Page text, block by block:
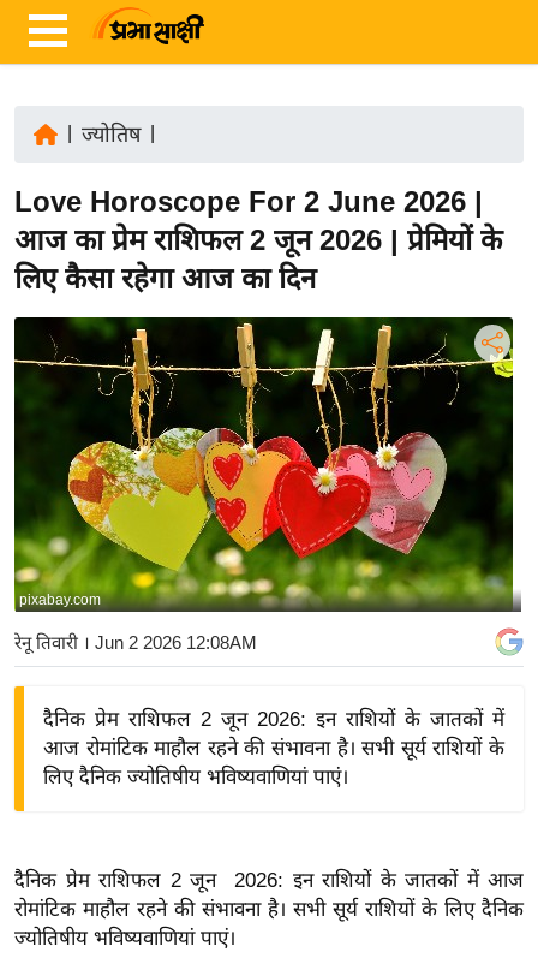
ज़ा
ख
ब
र
ष्ट्री
ष्ट्री
य
बि
ज़
ने
द्यो
त
वि
ज्योतिष|
Love Horoscope For 2 June 2026 |
आज का प्रेम राशिफल 2 जून 2026 | प्रेमियों के
लिए कैसा रहेगा आज का दिन
pixabay.com
रेनू तिवारी । Jun 2 2026 12:08AM
दैनिक प्रेम राशिफल 2 जून 2026: इन राशियों के जातकों में
आज रोमांटिक माहौल रहने की संभावना है। सभी सूर्य राशियों के
लिए दैनिक ज्योतिषीय भविष्यवाणियां पाएं।
दैनिक प्रेम राशिफल 2 जून 2026: इन राशियों के जातकों में आज
रोमांटिक माहौल रहने की संभावना है। सभी सूर्य राशियों के लिए दैनिक
ज्योतिषीय भविष्यवाणियां पाएं।